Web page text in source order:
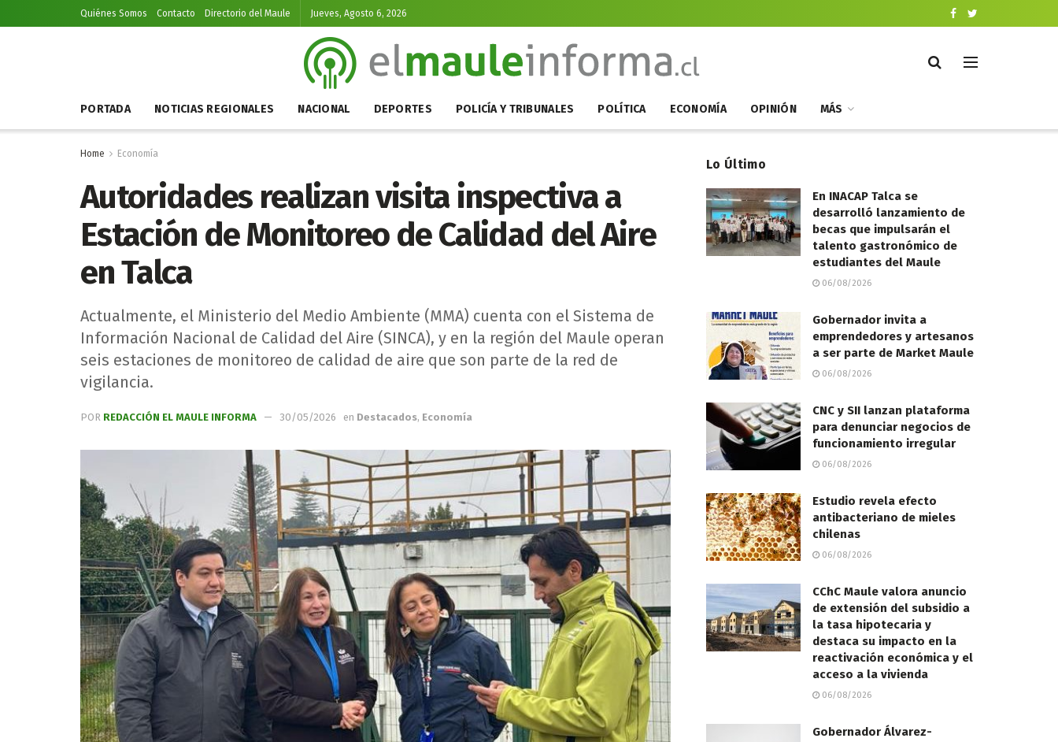
Quiénes Somos Contacto Directorio del Maule Jueves, Agosto 6, 2026
PORTADA NOTICIAS REGIONALES NACIONAL DEPORTES POLICÍA Y TRIBUNALES POLÍTICA ECONOMÍA OPINIÓN MÁS
Home Economía
Autoridades realizan visita inspectiva a
Estación de Monitoreo de Calidad del Aire
en Talca
Actualmente, el Ministerio del Medio Ambiente (MMA) cuenta con el Sistema de
Información Nacional de Calidad del Aire (SINCA), y en la región del Maule operan
seis estaciones de monitoreo de calidad de aire que son parte de la red de
vigilancia.
POR REDACCIÓN EL MAULE INFORMA 30/05/2026 en Destacados, Economía
Lo Último
En INACAP Talca se
desarrolló lanzamiento de
becas que impulsarán el
talento gastronómico de
estudiantes del Maule
06/08/2026
Gobernador invita a
emprendedores y artesanos
a ser parte de Market Maule
06/08/2026
CNC y SII lanzan plataforma
para denunciar negocios de
funcionamiento irregular
06/08/2026
Estudio revela efecto
antibacteriano de mieles
chilenas
06/08/2026
CChC Maule valora anuncio
de extensión del subsidio a
la tasa hipotecaria y
destaca su impacto en la
reactivación económica y el
acceso a la vivienda
06/08/2026
Gobernador Álvarez-